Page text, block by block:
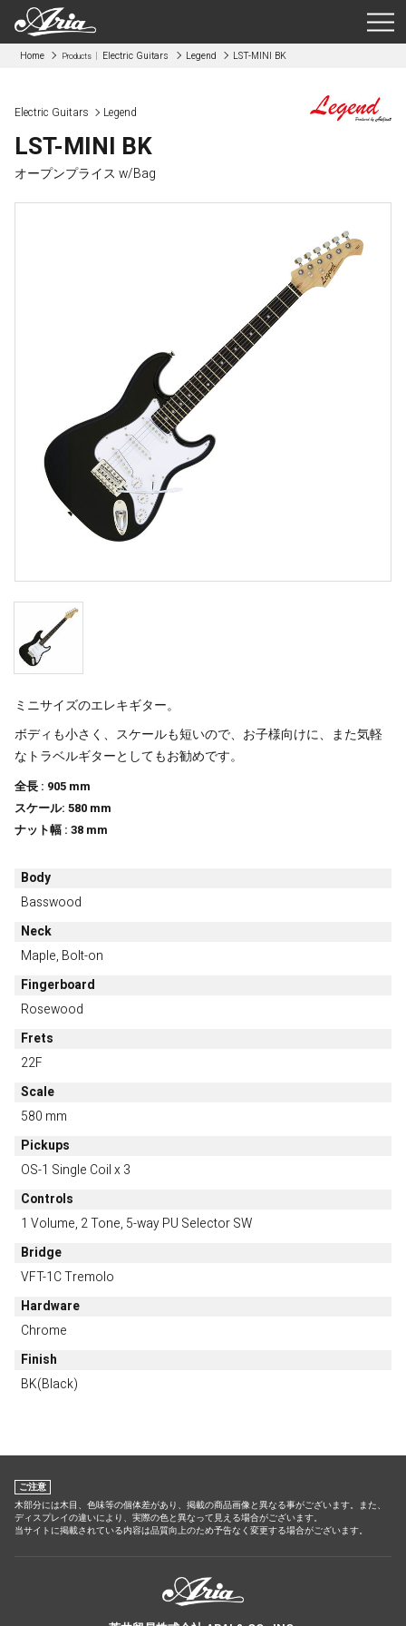
Home Products Electric Guitars Legend LST-MINI BK
Electric Guitars Legend
LST-MINI BK
オープンプライス w/Bag
ミニサイズのエレキギター。
ボディも小さく、スケールも短いので、お子様向けに、また気軽
なトラベルギターとしてもお勧めです。
全長 : 905 mm
スケール: 580 mm
ナット幅 : 38 mm
Body
Basswood
Neck
Maple, Bolt-on
Fingerboard
Rosewood
Frets
22F
Scale
580 mm
Pickups
OS-1 Single Coil x 3
Controls
1 Volume, 2 Tone, 5-way PU Selector SW
Bridge
VFT-1C Tremolo
Hardware
Chrome
Finish
BK(Black)
ご注意
木部分には木目、色味等の個体差があり、掲載の商品画像と異なる事がございます。また、
ディスプレイの違いにより、実際の色と異なって見える場合がございます。
当サイトに掲載されている内容は品質向上のため予告なく変更する場合がございます。